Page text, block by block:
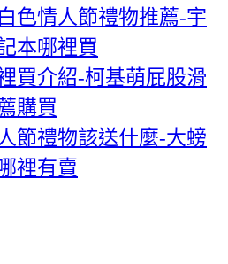
色情人節禮物推薦-宇
本哪裡買
買介紹-柯基萌屁股滑
購買
節禮物該送什麼-大螃
裡有賣